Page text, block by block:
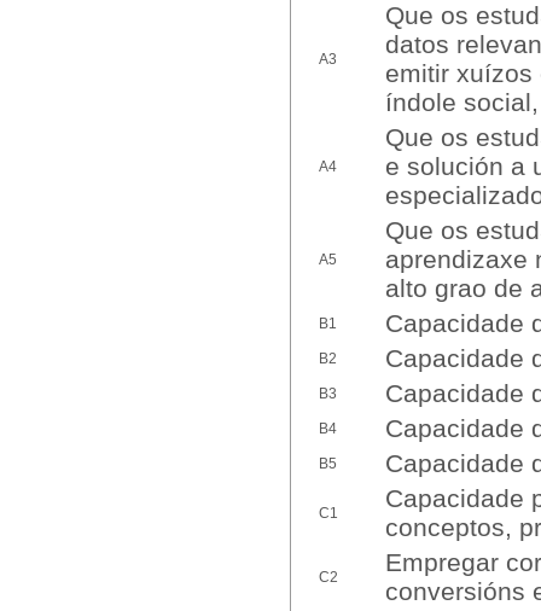
A3
Que os
datos
emitir xuízos
índole
A4
Que os
e solución a
A5
Que os
aprendizaxe
alto grao de
B1 Capacidade
B2 Capacidade
B3 Capacidade
B4 Capacidade
B5 Capacidade
C1
Capacidade
conceptos,
C2
Empregar
conversións